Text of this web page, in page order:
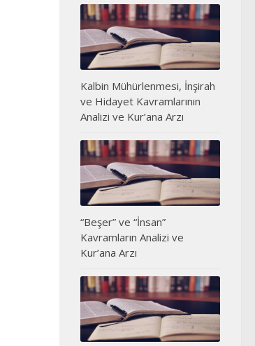
Kalbin Mühürlenmesi, İnşirah
ve Hidayet Kavramlarının
Analizi ve Kur’ana Arzı
“Beşer” ve “İnsan”
Kavramların Analizi ve
Kur’ana Arzı